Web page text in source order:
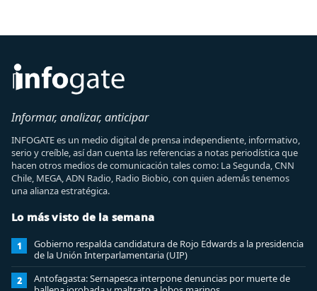
Informar, analizar, anticipar
INFOGATE es un medio digital de prensa independiente, informativo,
serio y creíble, así dan cuenta las referencias a notas periodística que
hacen otros medios de comunicación tales como: La Segunda, CNN
Chile, MEGA, ADN Radio, Radio Biobio, con quien además tenemos
una alianza estratégica.
Lo más visto de la semana
1
Gobierno respalda candidatura de Rojo Edwards a la presidencia
de la Unión Interparlamentaria (UIP)
2
Antofagasta: Sernapesca interpone denuncias por muerte de